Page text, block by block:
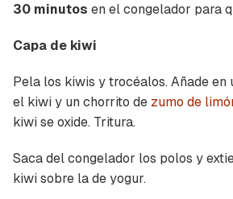
de iniciar sesión con tu cuenta
INICIAR SESIÓN
30 minutos en el congelador para
Capa de kiwi
Pela los kiwis y trocéalos. Añade en
el kiwi y un chorrito de zumo de
kiwi se oxide. Tritura.
Saca del congelador los polos y
kiwi sobre la de yogur.
Contenido enviado
Gracias por suscribirte a
ACEPTAR